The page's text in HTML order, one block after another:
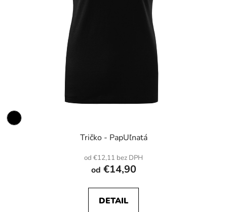
Tričko - PapUľnatá
od €12,11 bez DPH
od €14,90
DETAIL